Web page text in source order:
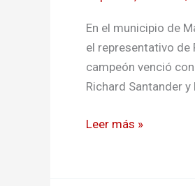
En el municipio de
el representativo de
campeón venció
Richard Santander
campeón
del
interesguardos
Leer más »